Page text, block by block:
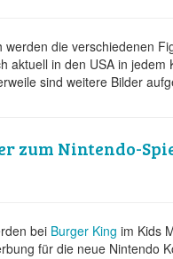
werden die verschiedenen
aktuell in den USA in
sind weitere Bilder
zum Nintendo-
bei Burger King im Kids
für die neue Nintendo